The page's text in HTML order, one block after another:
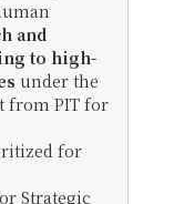
and
to high-
under the
from PIT for
for
Strategic